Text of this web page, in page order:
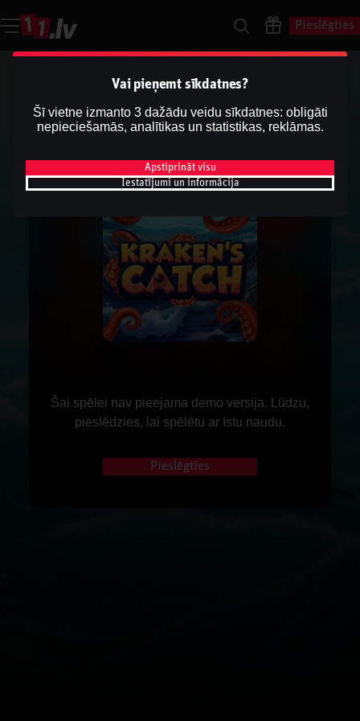
Pieslēgties
Šai spēlei nav pieejama demo versija. Lūdzu,
pieslēdzies, lai spēlētu ar īstu naudu.
Pieslēgties
Vai pieņemt sīkdatnes?
Šī vietne izmanto 3 dažādu veidu sīkdatnes: obligāti
nepieciešamās, analītikas un statistikas, reklāmas.
Apstiprināt visu
Iestatījumi un informācija